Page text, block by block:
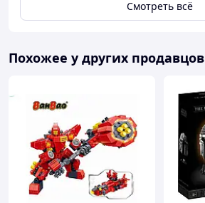
Смотреть всё
Похожее у других продавцов